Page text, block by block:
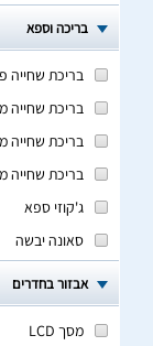
בריכה וספא
בריכת שחייה
בריכת שחייה
בריכת שחייה
בריכת שחייה
ג'קוזי ספא
סאונה יבשה
אבזור בחדרים
מסך LCD